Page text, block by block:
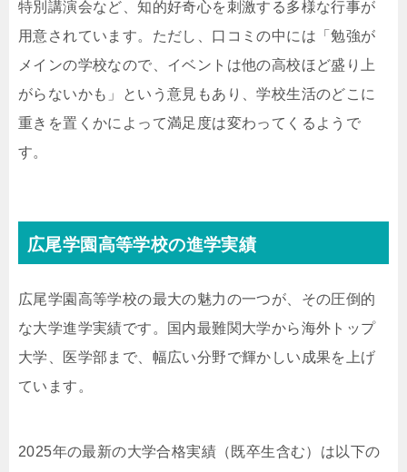
特別講演会など、知的好奇心を刺激する多様な行事が
用意されています。ただし、口コミの中には「勉強が
メインの学校なので、イベントは他の高校ほど盛り上
がらないかも」という意見もあり、学校生活のどこに
重きを置くかによって満足度は変わってくるようで
す。
広尾学園高等学校の進学実績
広尾学園高等学校の最大の魅力の一つが、その圧倒的
な大学進学実績です。国内最難関大学から海外トップ
大学、医学部まで、幅広い分野で輝かしい成果を上げ
ています。
2025年の最新の大学合格実績（既卒生含む）は以下の